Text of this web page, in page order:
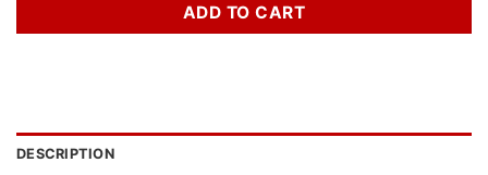
ADD TO CART
DESCRIPTION